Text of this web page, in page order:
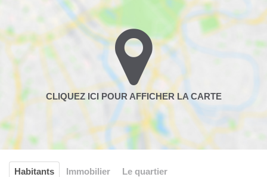
Habitants Immobilier Le quartier